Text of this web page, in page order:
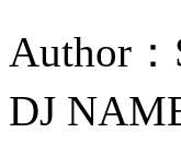
Author
DJ